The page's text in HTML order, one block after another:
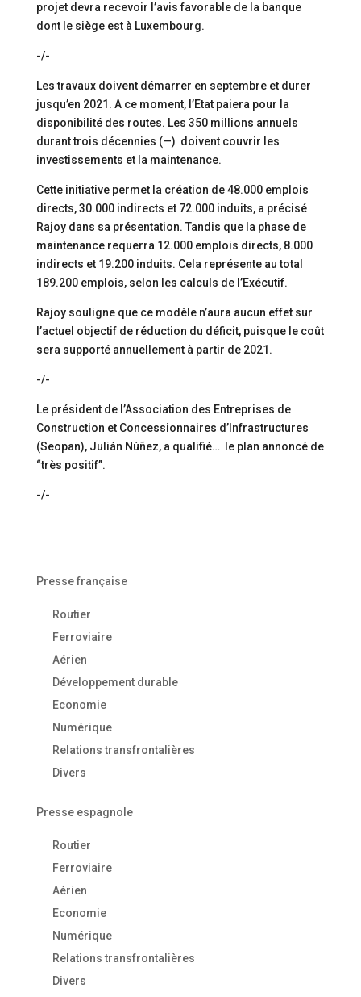
projet devra recevoir l’avis favorable de la banque
dont le siège est à Luxembourg.
-/-
Les travaux doivent démarrer en septembre et durer
jusqu’en 2021. A ce moment, l’Etat paiera pour la
disponibilité des routes. Les 350 millions annuels
durant trois décennies (—) doivent couvrir les
investissements et la maintenance.
Cette initiative permet la création de 48.000 emplois
directs, 30.000 indirects et 72.000 induits, a précisé
Rajoy dans sa présentation. Tandis que la phase de
maintenance requerra 12.000 emplois directs, 8.000
indirects et 19.200 induits. Cela représente au total
189.200 emplois, selon les calculs de l’Exécutif.
Rajoy souligne que ce modèle n’aura aucun effet sur
l’actuel objectif de réduction du déficit, puisque le coût
sera supporté annuellement à partir de 2021.
-/-
Le président de l’Association des Entreprises de
Construction et Concessionnaires d’Infrastructures
(Seopan), Julián Núñez, a qualifié… le plan annoncé de
“très positif”.
-/-
Presse française
Routier
Ferroviaire
Aérien
Développement durable
Economie
Numérique
Relations transfrontalières
Divers
Presse espagnole
Routier
Ferroviaire
Aérien
Economie
Numérique
Relations transfrontalières
Divers